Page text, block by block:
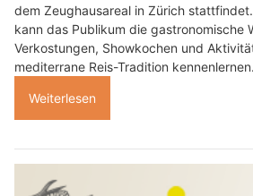
dem Zeughausareal in Zürich
kann das Publikum die gastronomische
Verkostungen, Showkochen und
mediterrane Reis-Tradition kennenlernen.
Weiterlesen